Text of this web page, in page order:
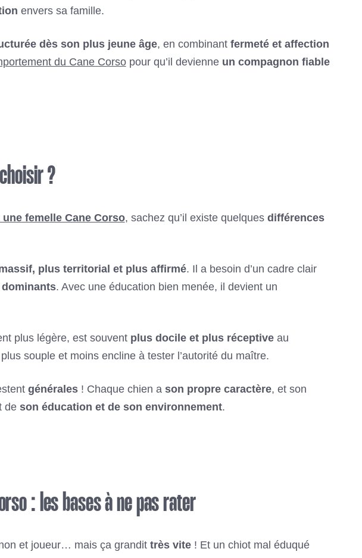
envers sa famille.
dès son plus jeune âge, en combinant fermeté et affection
du Cane Corsopour qu’il devienne un compagnon fiable
?
une femelle Cane Corso, sachez qu’il existe quelques différences
plus territorial et plus affirmé. Il a besoin d’un cadre clair
. Avec une éducation bien menée, il devient un
plus légère, est souvent plus docile et plus réceptiveau
souple et moins encline à tester l’autorité du maître.
générales! Chaque chien a son propre caractère, et son
de son éducation et de son environnement.
: les bases à ne pas rater
et joueur… mais ça grandit très vite! Et un chiot mal éduqué